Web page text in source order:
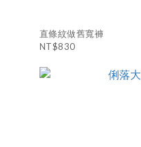
直條紋做舊寬褲
NT$830